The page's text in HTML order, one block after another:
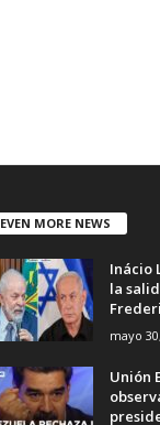
EVEN MORE NEWS
Inácio
la
mayo
Unión